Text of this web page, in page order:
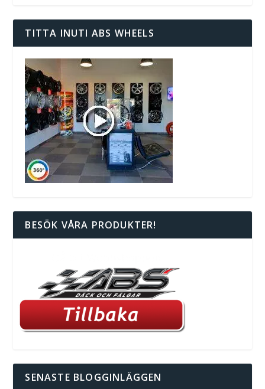
TITTA INUTI ABS WHEELS
BESÖK VÅRA PRODUKTER!
SENASTE BLOGGINLÄGGEN